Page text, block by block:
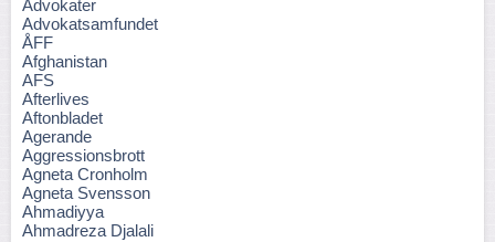
Advokater
Advokatsamfundet
ÅFF
Afghanistan
AFS
Afterlives
Aftonbladet
Agerande
Aggressionsbrott
Agneta Cronholm
Agneta Svensson
Ahmadiyya
Ahmadreza Djalali